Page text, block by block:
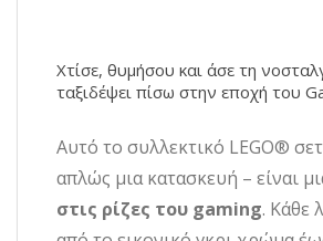
Χτίσε, θυμήσου και άσε τη
ταξιδέψει πίσω στην εποχή του
Αυτό το συλλεκτικό LEGO® σετ
απλώς μια κατασκευή – είναι
στις ρίζες του gaming. Κάθε